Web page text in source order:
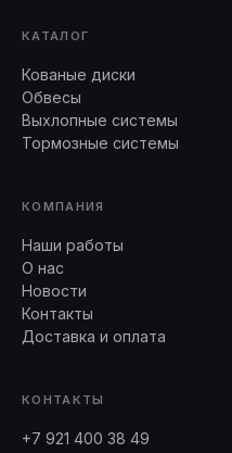
КАТАЛОГ
Кованые диски
Обвесы
Выхлопные системы
Тормозные системы
КОМПАНИЯ
Наши работы
О нас
Новости
Контакты
Доставка и оплата
КОНТАКТЫ
+7 921 400 38 49